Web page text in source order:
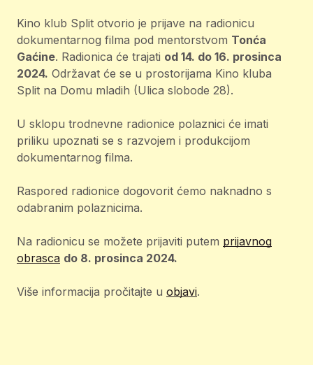
Kino klub Split otvorio je prijave na radionicu
dokumentarnog filma pod mentorstvom Tonća
Gaćine. Radionica će trajati od 14. do 16. prosinca
2024. Održavat će se u prostorijama Kino kluba
Split na Domu mladih (Ulica slobode 28).
U sklopu trodnevne radionice polaznici će imati
priliku upoznati se s razvojem i produkcijom
dokumentarnog filma.
Raspored radionice dogovorit ćemo naknadno s
odabranim polaznicima.
Na radionicu se možete prijaviti putem prijavnog
obrasca do 8. prosinca 2024.
Više informacija pročitajte u objavi.